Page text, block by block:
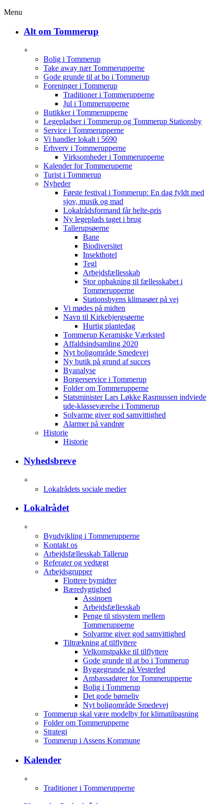
Menu
Alt om Tommerup
+
Bolig i Tommerup
Take away nær Tommerupperne
Gode grunde til at bo i Tommerup
Foreninger i Tommerup
Traditioner i Tommerupperne
Jul i Tommerupperne
Butikker i Tommerupperne
Legepladser i Tommerup og Tommerup Stationsby
Service i Tommerupperne
Vi handler lokalt i 5690
Erhverv i Tommerupperne
Virksomheder i Tommerupperne
Kalender for Tommeruperne
Turist i Tommerup
Nyheder
Første festival i Tommerup: En dag fyldt med
sjov, musik og mad
Lokalrådsformand får helte-pris
Ny legeplads taget i brug
Tallerupsøerne
Bane
Biodiversitet
Insekthotel
Tegl
Arbejdsfællesskab
Stor opbakning til fællesskabet i
Tommerupperne
Stationsbyens klimasøer på vej
Vi mødes på midten
Navn til Kirkebjergsøerne
Hurtig plantedag
Tommerup Keramiske Værksted
Affaldsindsamling 2020
Nyt boligområde Smedevej
Ny butik på grund af succes
Byanalyse
Borgerservice i Tommerup
Folder om Tommerupperne
Statsminister Lars Løkke Rasmussen indviede
ude-klasseværelse i Tommerup
Solvarme giver god samvittighed
Alarmer på vandrør
Historie
Historie
Nyhedsbreve
+
Lokalrådets sociale medier
Lokalrådet
+
Byudvikling i Tommerupperne
Kontakt os
Arbejdsfællesskab Tallerup
Referater og vedtægt
Arbejdsgrupper
Flottere bymidter
Bæredygtighed
Assinoen
Arbejdsfællesskab
Penge til stisystem mellem
Tommerupperne
Solvarme giver god samvittighed
Tiltrækning af tilflyttere
Velkomstpakke til tilflyttere
Gode grunde til at bo i Tommerup
Byggegrunde på Vesterled
Ambassadører for Tommerupperne
Bolig i Tommerup
Det gode børneliv
Nyt boligområde Smedevej
Tommerup skal være modelby for klimatilpasning
Folder om Tommerupperne
Strategi
Tommerup i Assens Kommune
Kalender
+
Traditioner i Tommerupperne